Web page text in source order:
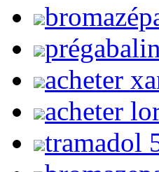
acheter
acheter
tramadol